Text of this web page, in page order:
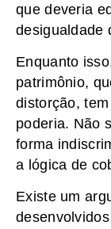
que deveria
desigualdade
Enquanto
patrimônio,
distorção,
poderia. Não
forma
a lógica de
Existe um